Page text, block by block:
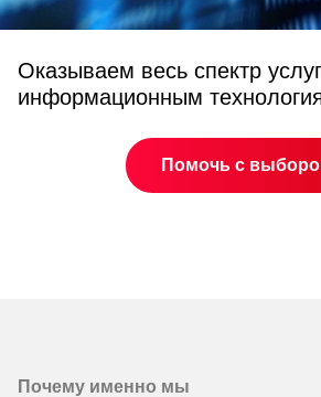
Оказываем весь спектр
информационным
Помочь с
Почему именно мы